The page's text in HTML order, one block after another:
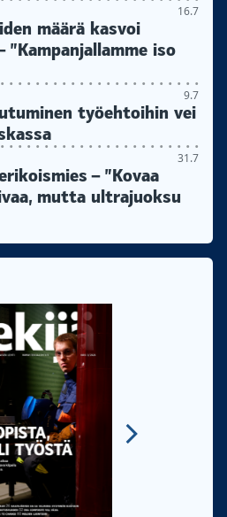
16.7
määrä kasvoi
iso
9.7
työehtoihin vei
31.7
– ”Kovaa
mutta ultrajuoksu